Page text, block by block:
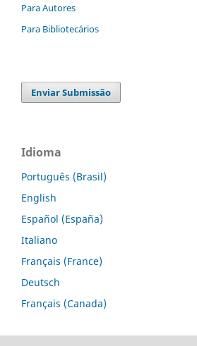
Para Autores
Para Bibliotecários
Enviar Submissão
Idioma
Português (Brasil)
English
Español (España)
Italiano
Français (France)
Deutsch
Français (Canada)